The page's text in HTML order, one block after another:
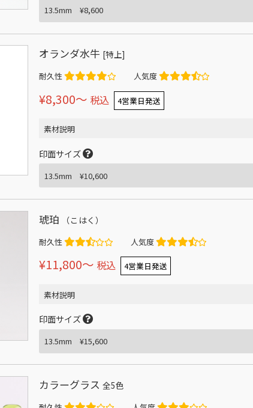
オランダ水牛 [特上]
耐久性 人気度
¥8,300〜 税込 4営業日発送
素材説明
印面サイズ
琥珀 （こはく）
耐久性 人気度
¥11,800〜 税込 4営業日発送
素材説明
印面サイズ
カラーグラス全5色